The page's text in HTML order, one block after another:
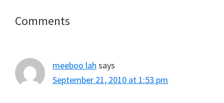
Reader
Comments
meeboo lah says
September 21, 2010 at 1:53 pm